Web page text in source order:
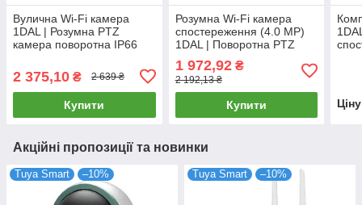
Вулична Wi-Fi камера
1DAL | Розумна PTZ
камера поворотна IP66
2 375,10 ₴ 2 639 ₴
Купити
Розумна Wi-Fi камера
спостереження (4.0 MP)
1DAL | Поворотна PTZ
1 972,92₴
2 192,13 ₴
Купити
Акційні пропозиції та новинки
Tuya Smart –10% Tuya Smart –10%